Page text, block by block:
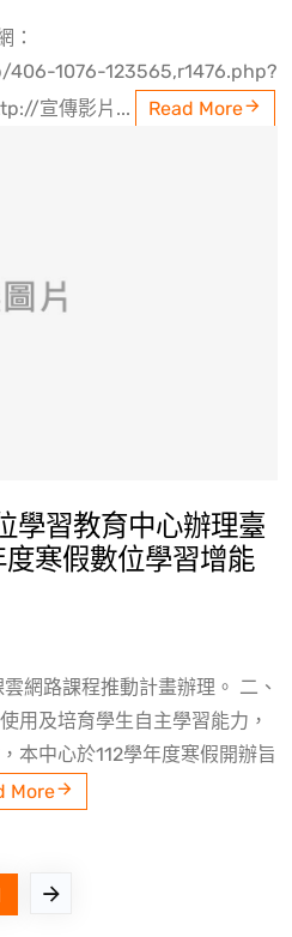
：
1076-123565,r1476.php?
宣傳影片...
Read More
學習教育中心辦理臺
寒假數位學習增能
網路課程推動計畫辦理。 二、
用及培育學生自主學習能力，
本中心於112學年度寒假開辦旨
More